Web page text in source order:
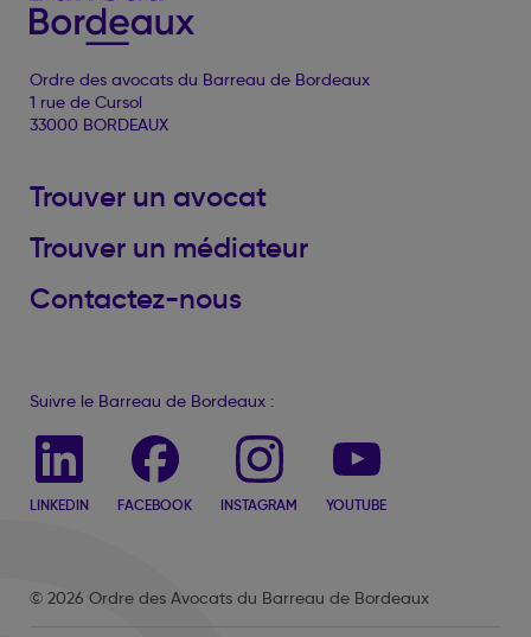
Ordre des avocats du Barreau de Bordeaux
1 rue de Cursol
33000 BORDEAUX
Trouver un avocat
Trouver un médiateur
Contactez-nous
Suivre le Barreau de Bordeaux :
LINKEDIN FACEBOOK INSTAGRAM YOUTUBE
© 2026 Ordre des Avocats du Barreau de Bordeaux